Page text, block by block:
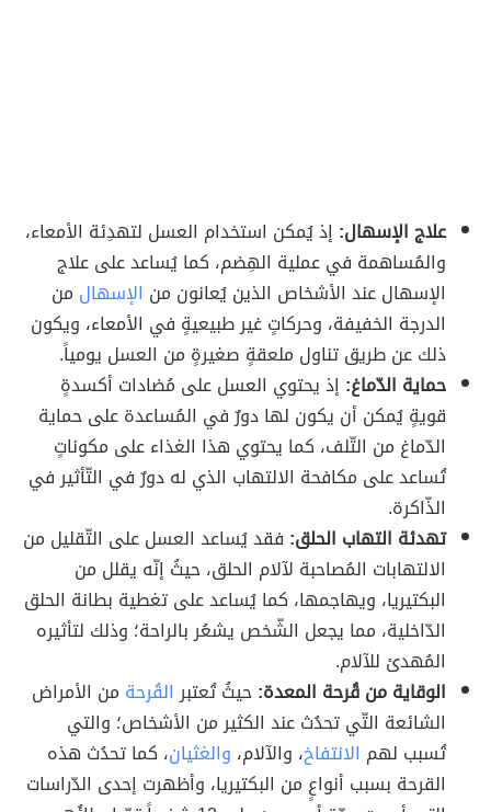
علاج الإسهال: إذ يُمكن استخدام العسل لتهدِئة الأمعاء،
والمُساهمة في عملية الهِضم، كما يُساعد على علاج
الإسهال عند الأشخاص الذين يُعانون من الإسهال من
الدرجة الخفيفة، وحركاتٍ غير طبيعيةٍ في الأمعاء، ويكون
ذلك عن طريق تناول ملعقةٍ صغيرةٍ من العسل يومياً.
حماية الدّماغ: إذ يحتوي العسل على مُضادات أكسدةٍ
قويةٍ يُمكن أن يكون لها دورٌ في المُساعدة على حماية
الدّماغ من التّلف، كما يحتوي هذا الغذاء على مكوناتٍ
تُساعد على مكافحة الالتهاب الذي له دورٌ في التّأثير في
الذّاكرة.
تهدئة التهاب الحلق: فقد يُساعد العسل على التّقليل من
الالتهابات المُصاحبة لآلام الحلق، حيثُ إنّه يقلل من
البكتيريا، ويهاجمها، كما يُساعد على تغطية بطانة الحلق
الدّاخلية، مما يجعل الشّخص يشعُر بالراحة؛ وذلك لتأثيره
المُهدئ للآلام.
الوقاية من قُرحة المعدة:حيثُ تُعتبرالقُرحة من الأمراض
الشائعة التّي تحدُث عند الكثير من الأشخاص؛ والتي
تُسبب لهم الانتفاخ، والآلام، والغثيان، كما تحدُث هذه
القرحة بسبب أنواعٍ من البكتيريا، وأظهرت إحدى الدّراسات